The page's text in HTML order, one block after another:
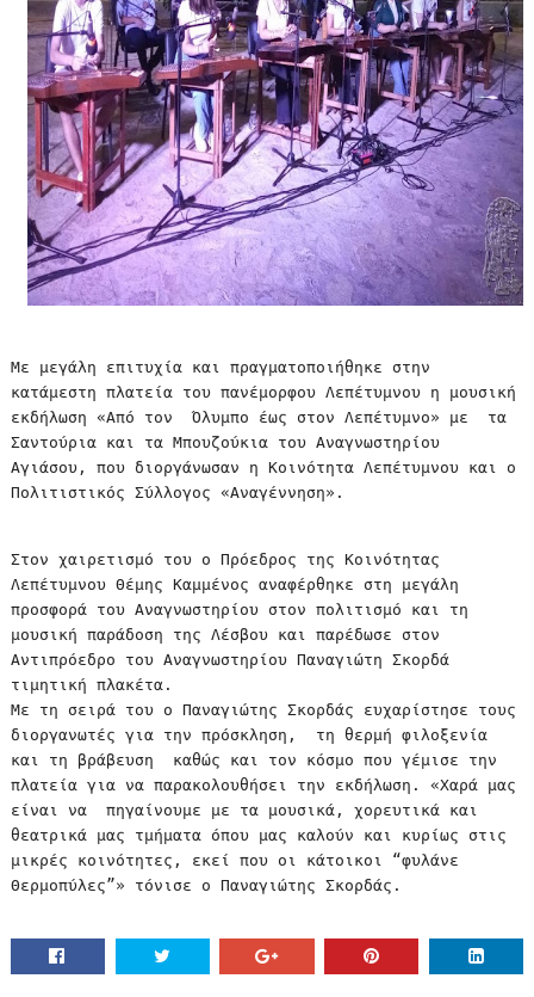
Με μεγάλη επιτυχία και πραγματοποιήθηκε στην
κατάμεστη πλατεία του πανέμορφου Λεπέτυμνου η μουσική
εκδήλωση «Από τον Όλυμπο έως στον Λεπέτυμνο» με τα
Σαντούρια και τα Μπουζούκια του Αναγνωστηρίου
Αγιάσου, που διοργάνωσαν η Κοινότητα Λεπέτυμνου και ο
Πολιτιστικός Σύλλογος «Αναγέννηση».
Στον χαιρετισμό του ο Πρόεδρος της Κοινότητας
Λεπέτυμνου Θέμης Καμμένος αναφέρθηκε στη μεγάλη
προσφορά του Αναγνωστηρίου στον πολιτισμό και τη
μουσική παράδοση της Λέσβου και παρέδωσε στον
Αντιπρόεδρο του Αναγνωστηρίου Παναγιώτη Σκορδά
τιμητική πλακέτα.
Με τη σειρά του ο Παναγιώτης Σκορδάς ευχαρίστησε τους
διοργανωτές για την πρόσκληση, τη θερμή φιλοξενία
και τη βράβευση καθώς και τον κόσμο που γέμισε την
πλατεία για να παρακολουθήσει την εκδήλωση. «Χαρά μας
είναι να πηγαίνουμε με τα μουσικά, χορευτικά και
θεατρικά μας τμήματα όπου μας καλούν και κυρίως στις
μικρές κοινότητες, εκεί που οι κάτοικοι “φυλάνε
Θερμοπύλες”» τόνισε ο Παναγιώτης Σκορδάς.